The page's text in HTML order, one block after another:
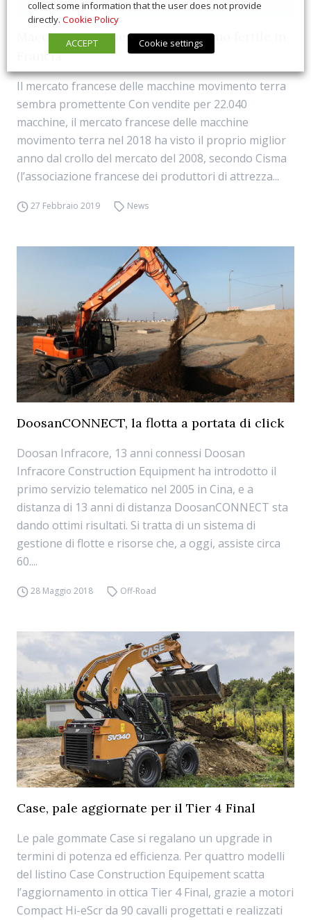
Macchine movimento terra: terreno fertile in
Francia
Il mercato francese delle macchine movimento terra
sembra promettente Con vendite per 22.040
macchine, il mercato francese delle macchine
movimento terra nel 2018 ha visto il proprio miglior
anno dal crollo del mercato del 2008, secondo Cisma
(l’associazione francese dei produttori di attrezza...
27 Febbraio 2019 News
DoosanCONNECT, la flotta a portata di click
Doosan Infracore, 13 anni connessi Doosan
Infracore Construction Equipment ha introdotto il
primo servizio telematico nel 2005 in Cina, e a
distanza di 13 anni di distanza DoosanCONNECT sta
dando ottimi risultati. Si tratta di un sistema di
gestione di flotte e risorse che, a oggi, assiste circa
60....
28 Maggio 2018 Off-Road
Case, pale aggiornate per il Tier 4 Final
Le pale gommate Case si regalano un upgrade in
termini di potenza ed efficienza. Per quattro modelli
del listino Case Construction Equipement scatta
l’aggiornamento in ottica Tier 4 Final, grazie a motori
Compact Hi-eScr da 90 cavalli progettati e realizzati
collect some information that the user does not provide
directly. Cookie Policy
ACCEPT
Cookie settings